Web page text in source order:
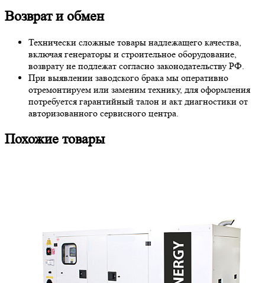
Возврат и обмен
Технически сложные товары надлежащего качества,
включая генераторы и строительное оборудование,
возврату не подлежат согласно законодательству РФ.
При выявлении заводского брака мы оперативно
отремонтируем или заменим технику, для оформления
потребуется гарантийный талон и акт диагностики от
авторизованного сервисного центра.
Похожие товары